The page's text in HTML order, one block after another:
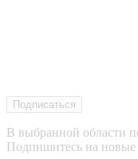
Подписаться
В выбранной области
Подпишитесь на новые